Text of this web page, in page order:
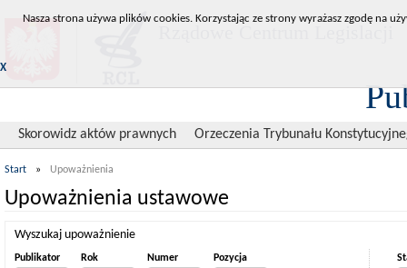
Skorowidz aktów prawnych Orzeczenia Trybunału
Start » Upoważnienia
Upoważnienia ustawowe
Wyszukaj upoważnienie
Publikator Rok Numer Pozycja
Nasza strona używa plików cookies. Korzystając ze strony wyrażasz zgodę na
X